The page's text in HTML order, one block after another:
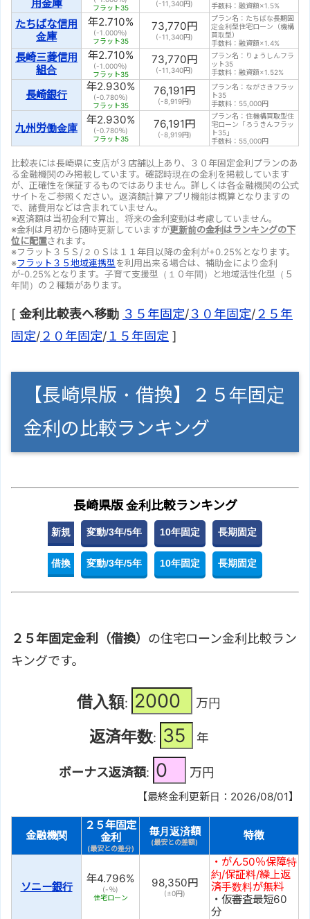
用金庫
フラット35
(-11,340円)
手数料：融資額×1.5%
たちばな信用
金庫
年2.710%
(-1.000％)
フラット35
73,770円
(-11,340円)
プラン名：たちばな長期固
定金利型住宅ローン（機構
買取型）
手数料：融資額×1.4%
長崎三菱信用
組合
年2.710%
(-1.000％)
フラット35
73,770円
(-11,340円)
プラン名：りょうしんフラ
ット35
手数料：融資額×1.52%
長崎銀行
年2.930%
(-0.780％)
フラット35
76,191円
(-8,919円)
プラン名：ながさきフラッ
ト35
手数料：55,000円
九州労働金庫
年2.930%
(-0.780％)
フラット35
76,191円
(-8,919円)
プラン名：住機構買取型住
宅ローン「ろうきんフラッ
ト35」
手数料：55,000円
比較表には長崎県に支店が３店舗以上あり、３０年固定金利プランのあ
る金融機関のみ掲載しています。確認時現在の金利を掲載しています
が、正確性を保証するものではありません。詳しくは各金融機関の公式
サイトをご参照ください。返済額計算アプリ機能は概算となりますの
で、諸費用などは含まれていません。
※返済額は当初金利で算出。将来の金利変動は考慮していません。
※金利は月初から随時更新していますが更新前の金利はランキングの下
位に配置されます。
※フラット３５Ｓ/２０Ｓは１１年目以降の金利が+0.25%となります。
※フラット３５地域連携型 を利用出来る場合は、補助金により金利
が-0.25%となります。子育て支援型（１０年間）と地域活性化型（５
年間）の２種類があります。
[ 金利比較表へ移動 ３５年固定/３０年固定/２５年
固定/２０年固定/１５年固定 ]
【長崎県版・借換】２５年固定
金利の比較ランキング
長崎県版 金利比較ランキング
新規 変動/3年/5年 10年固定 長期固定
借換 変動/3年/5年 10年固定 長期固定
２５年固定金利（借換） の住宅ローン金利比較ラン
キングです。
借入額: 万円
返済年数: 年
ボーナス返済額: 万円
【最終金利更新日：2026/08/01】
金融機関
２５年固定
金利
(最安との差分)
毎月返済額
(最安との差額) 特徴
ソニー銀行
年4.796%
(-％)
住宅ローン
98,350円
(±0円)
・がん50％保障特
約/保証料/繰上返
済手数料が無料
・仮審査最短60
分